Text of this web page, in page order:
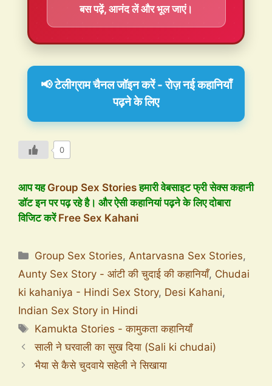
बस पढ़ें, आनंद लें और भूल जाएं।
📢 टेलीग्राम चैनल जॉइन करें - रोज़ नई कहानियाँ
पढ़ने के लिए
0
आप यहGroup Sex Storiesहमारी वेबसाइट फ्री सेक्स कहानी
डॉट इन पर पढ़ रहे है। और ऐसी कहानियां पढ़ने के लिए दोबारा
विजिट करेंFree Sex Kahani
Group Sex Stories,Antarvasna Sex Stories,
Aunty Sex Story - आंटी की चुदाई की कहानियाँ, Chudai
ki kahaniya - Hindi Sex Story, Desi Kahani,
Indian Sex Story in Hindi
Kamukta Stories - कामुकता कहानियाँ
साली ने घरवाली का सुख दिया (Sali ki chudai)
भैया से कैसे चुदवाये सहेली ने सिखाया